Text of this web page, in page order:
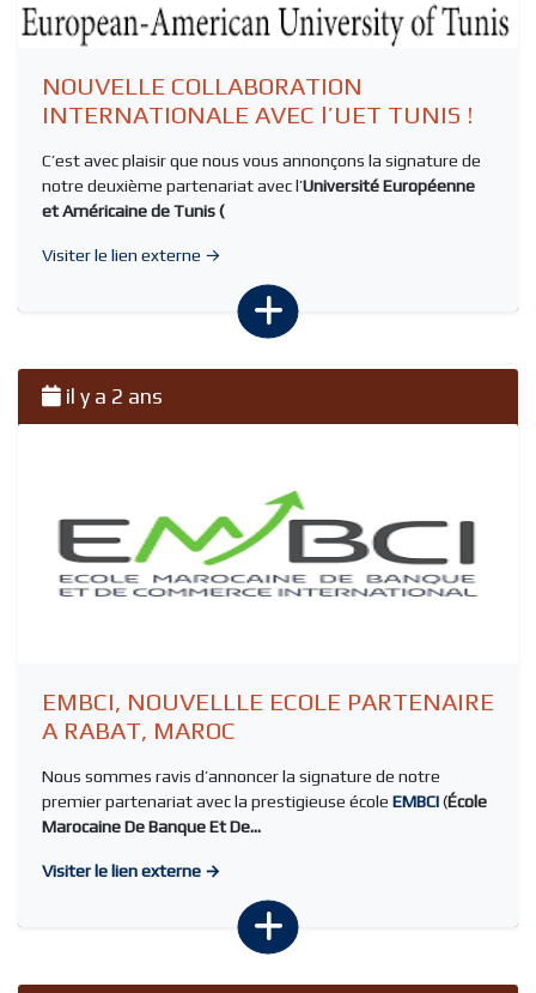
NOUVELLE COLLABORATION
INTERNATIONALE AVEC l’UET TUNIS !
C’est avec plaisir que nous vous annonçons la signature de
notre deuxième partenariat avec l’Université Européenne
et Américaine de Tunis (
Visiter le lien externe →
il y a 2 ans
EMBCI, NOUVELLLE ECOLE PARTENAIRE
A RABAT, MAROC
Nous sommes ravis d’annoncer la signature de notre
premier partenariat avec la prestigieuse école EMBCI(École
Marocaine De Banque Et De...
Visiter le lien externe →